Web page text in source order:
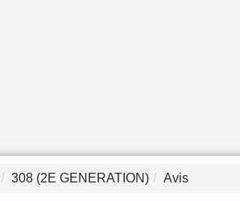
308 (2E GENERATION) Avis